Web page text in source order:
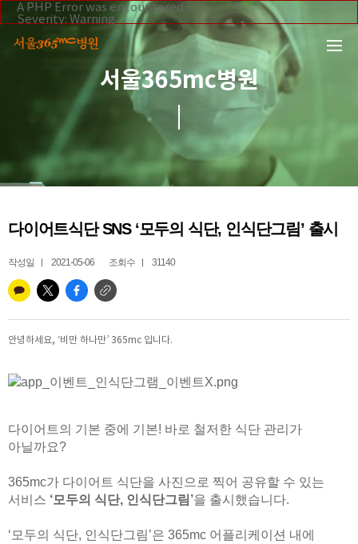
A PHP Error was encountered
Severity: Warning
Message: Invalid argument supplied for foreach()
Filename: _inc/header_body.php
Line Number: 108
/home/suction/public_html/application/views/mobile/
Function: _error_handler
/home/suction/public_html/application/views/mobile/
Line: 295
Function: include
File:
/home/suction/public_html/application/core/
File:
/home/suction/public_html/application/controllers/
Function: view_print
File: /home/suction/public_html/index.php
Line: 327
Function: require_once
본문 바로가기
서울365mc병원
다이어트식단 SNS ‘모두의 식단, 인식단그림’ 출시
작성일 2021-05-06 조회수 31140
안녕하세요, ‘비만 하나만’ 365mc 입니다.
다이어트의 기본 중에 기본! 바로 철저한 식단 관리가
아닐까요?
365mc가 다이어트 식단을 사진으로 찍어 공유할 수 있는
서비스 ‘모두의 식단, 인식단그림’을 출시했습니다.
‘모두의 식단, 인식단그림’은 365mc 어플리케이션 내에